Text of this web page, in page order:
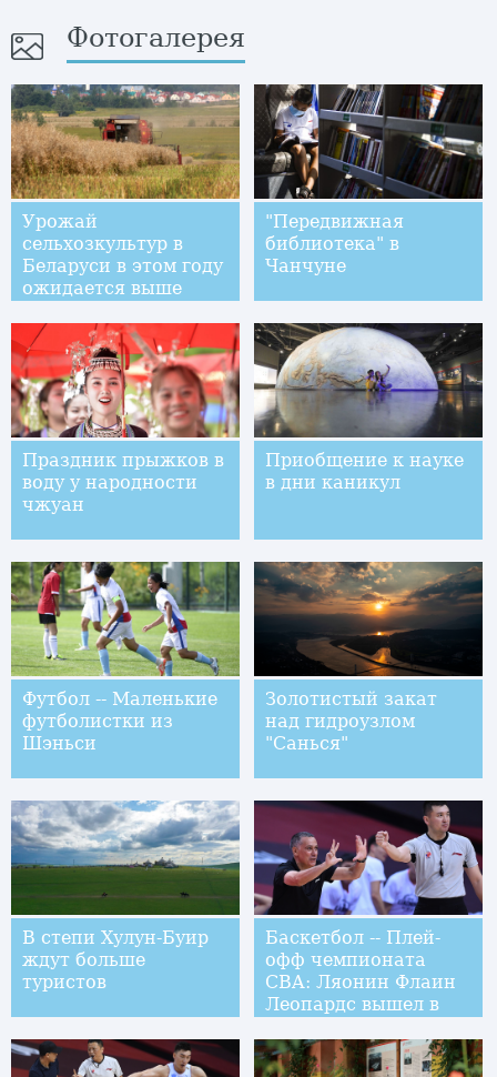
Фотогалерея
Урожай
сельхозкультур в
Беларуси в этом году
ожидается выше
"Передвижная
библиотека" в
Чанчуне
Праздник прыжков в
воду у народности
чжуан
Приобщение к науке
в дни каникул
Футбол -- Маленькие
футболистки из
Шэньси
Золотистый закат
над гидроузлом
"Санься"
В степи Хулун-Буир
ждут больше
туристов
Баскетбол -- Плей-
офф чемпионата
CBA: Ляонин Флаин
Леопардс вышел в